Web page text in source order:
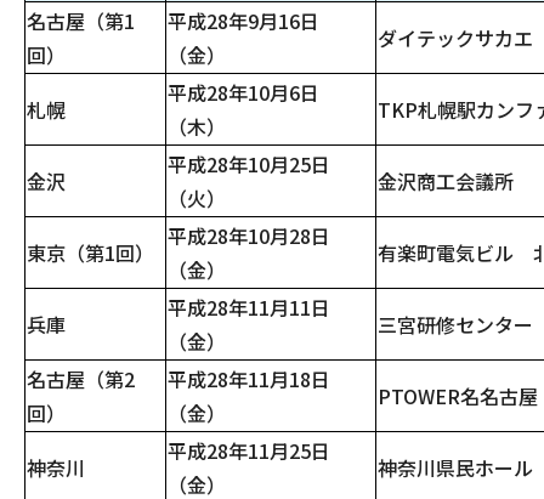
名古屋（第1
回）
平成28年9月16日
（金）
ダイテックサカエ
札幌
平成28年10月6日
（木）
TKP札幌駅カンフ
金沢
平成28年10月25日
（火）
金沢商工会議所
東京（第1回）
平成28年10月28日
（金）
有楽町電気ビル
兵庫
平成28年11月11日
（金）
三宮研修センター
名古屋（第2
回）
平成28年11月18日
（金）
PTOWER名名古
神奈川
平成28年11月25日
（金）
神奈川県民ホール